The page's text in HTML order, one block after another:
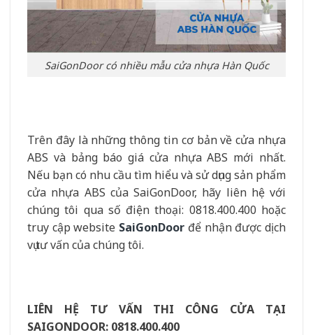
SaiGonDoor có nhiều mẫu cửa nhựa Hàn Quốc
Trên đây là những thông tin cơ bản về cửa nhựa
ABS và bảng báo giá cửa nhựa ABS mới nhất.
Nếu bạn có nhu cầu tìm hiểu và sử dụng sản phẩm
cửa nhựa ABS của SaiGonDoor, hãy liên hệ với
chúng tôi qua số điện thoại: 0818.400.400 hoặc
truy cập website SaiGonDoor để nhận được dịch
vụ tư vấn của chúng tôi.
LIÊN HỆ TƯ VẤN THI CÔNG CỬA TẠI
SAIGONDOOR: 0818.400.400